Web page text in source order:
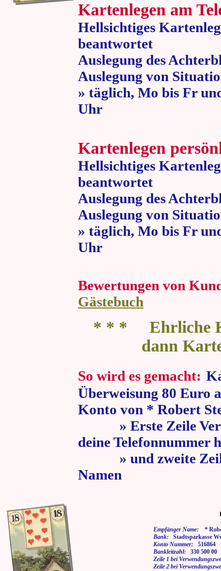
Kartenlegen am
Hellsichtiges
beantwortet
Auslegung des
Auslegung von
» täglich, Mo bis Fr
Uhr » 80
Kartenlegen
Hellsichtiges
beantwortet
Auslegung des
Auslegung von
» täglich, Mo bis Fr
Uhr » 80
Bewertungen von
Gästebuch
* * * Ehrliche
dann
So wird es gemacht:
Überweisung 80 Euro
Konto von * Robert
» Erste Zeile
deine Telefonnummer
» und zweite Zeile
Namen
Empfänger Name: *
Bank: Stadtsparkasse
Konto Nummer: 516864
Bankleitzahl: 330 500 00
Zeile 1 bei
Zeile 2 bei